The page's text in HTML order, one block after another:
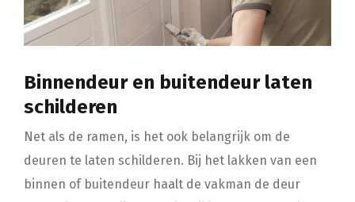
Binnendeur en buitendeur laten
schilderen
Net als de ramen, is het ook belangrijk om de
deuren te laten schilderen. Bij het lakken van een
binnen of buitendeur haalt de vakman de deur